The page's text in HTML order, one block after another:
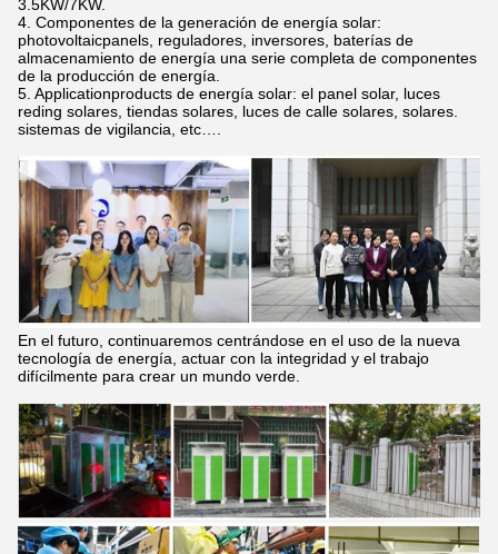
3.5KW/7KW.
4. Componentes de la generación de energía solar:
photovoltaicpanels, reguladores, inversores, baterías de
almacenamiento de energía una serie completa de componentes
de la producción de energía.
5. Applicationproducts de energía solar: el panel solar, luces
reding solares, tiendas solares, luces de calle solares, solares.
sistemas de vigilancia, etc….
En el futuro, continuaremos centrándose en el uso de la nueva
tecnología de energía, actuar con la integridad y el trabajo
difícilmente para crear un mundo verde.